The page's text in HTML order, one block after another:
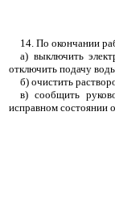
14. По окончании
а) выключить
отключить подачу
б) очистить
в) сообщить
исправном состоянии